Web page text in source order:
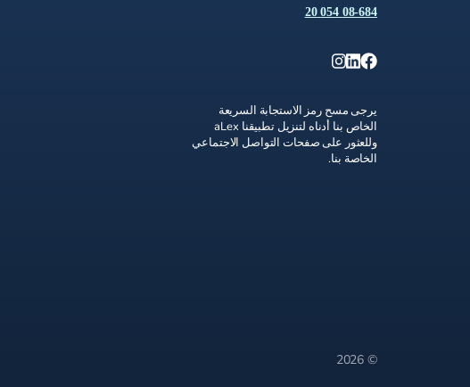
08-684 054 20
يرجى مسح رمز الاستجابة السريعة
الخاص بنا أدناه لتنزيل تطبيقنا aLex
وللعثور على صفحات التواصل الاجتماعي
الخاصة بنا.
© 2026